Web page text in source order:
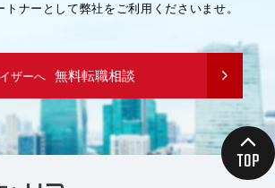
ナーとして弊社をご利用くださいませ。
ザーへ 無料転職相談